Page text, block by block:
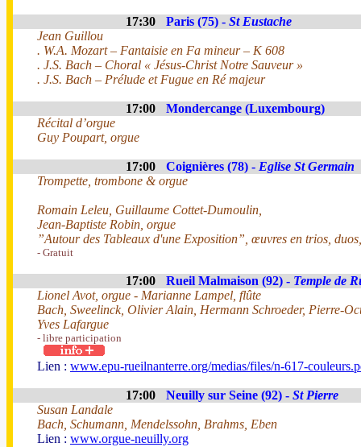
17:30 Paris (75) - St Eustache
Jean Guillou
. W.A. Mozart – Fantaisie en Fa mineur – K 608
. J.S. Bach – Choral « Jésus-Christ Notre Sauveur »
. J.S. Bach – Prélude et Fugue en Ré majeur
17:00
Mondercange (Luxembourg)
Récital d’orgue
Guy Poupart, orgue
17:00 Coignières (78) - Eglise St Germain
Trompette, trombone & orgue
Romain Leleu, Guillaume Cottet-Dumoulin,
Jean-Baptiste Robin, orgue
”Autour des Tableaux d'une Exposition”, œuvres en trios,
- Gratuit
17:00 Rueil Malmaison (92) - Temple de
Lionel Avot, orgue - Marianne Lampel, flûte
Bach, Sweelinck, Olivier Alain, Hermann Schroeder, Pierre-
Yves Lafargue
- libre participation
Lien : www.epu-rueilnanterre.org/medias/files/n-617-
17:00 Neuilly sur Seine (92) - St Pierre
Susan Landale
Bach, Schumann, Mendelssohn, Brahms, Eben
Lien : www.orgue-neuilly.org